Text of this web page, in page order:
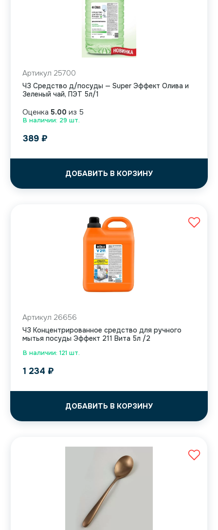
В наличии: 29 шт.
Артикул 25700
ЧЗ Средство д/посуды — Super Эффект Олива и
Зеленый чай, ПЭТ 5л/1
Оценка 5.00 из 5
389 ₽
ДОБАВИТЬ В КОРЗИНУ
В наличии: 121 шт.
Артикул 26656
ЧЗ Концентрированное средство для ручного
мытья посуды Эффект 211 Вита 5л /2
1 234 ₽
ДОБАВИТЬ В КОРЗИНУ